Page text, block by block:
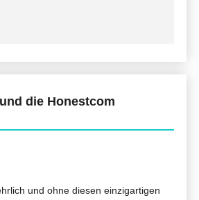
die Honestcom
und ohne diesen einzigartigen